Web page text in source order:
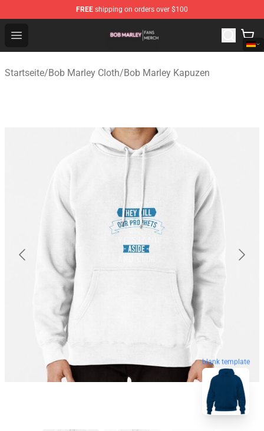
FREE shipping on orders over $100
Open menu
Bob Marley Shop - Official Bob Marley Merchandise
Startseite/Bob Marley Cloth/Bob Marley Kapuzen
blank template